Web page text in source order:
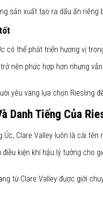
sản xuất tạo ra dấu ấn riêng
có thể phát triển hương vị
nên phức hợp hơn nhưng
yêu vang lựa chọn Riesling
Danh Tiếng Của
Úc, Clare Valley luôn là cái tên
kiện khí hậu lý tưởng cho
từ Clare Valley được giới